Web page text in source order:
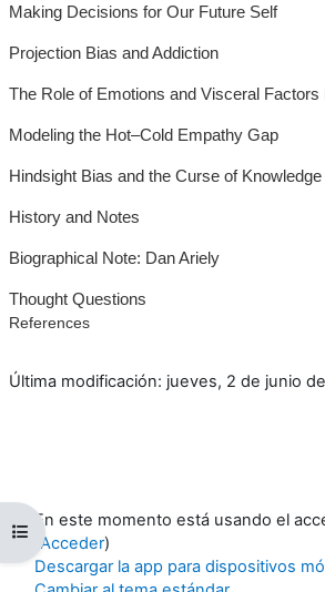
Abrir índice del curso
Making Decisions for Our Future Self
Projection Bias and Addiction
The Role of Emotions and Visceral Factors
Modeling the Hot–Cold Empathy Gap
Hindsight Bias and the Curse of Knowledge
History and Notes
Biographical Note: Dan Ariely
Thought Questions
References
Última modificación: jueves, 2 de junio
En este momento está usando el
Acceder)
Descargar la app para dispositivos